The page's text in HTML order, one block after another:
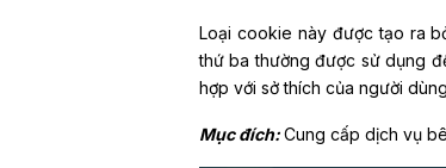
Loại cookie này được tạo ra
thứ ba thường được sử dụng
hợp với sở thích của người
Mục đích:Cung cấp dịch vụ